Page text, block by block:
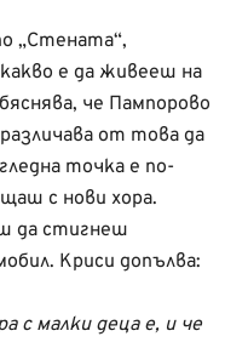
„Стената“,
е да живееш на
че Пампорово
от това да
точка е по-
с нови хора.
да стигнеш
Криси допълва:
с малки деца е, и че